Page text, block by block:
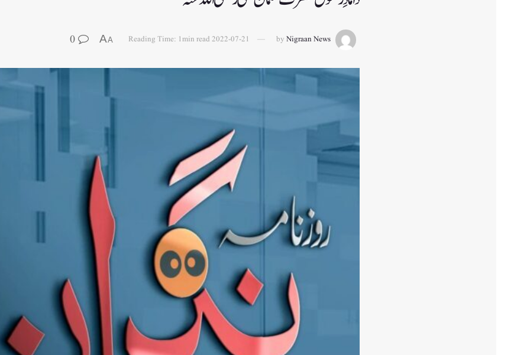
by Nigraan News
2022-07-21
Reading Time: 1min read
A
A